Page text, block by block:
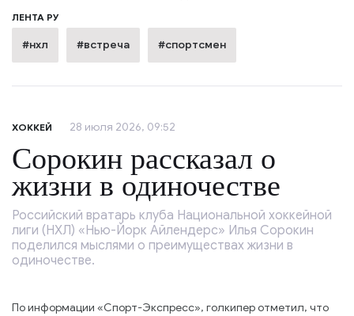
ЛЕНТА РУ
#нхл #встреча #спортсмен
ХОККЕЙ 28 июля 2026, 09:52
Сорокин рассказал о
жизни в одиночестве
Российский вратарь клуба Национальной хоккейной
лиги (НХЛ) «Нью-Йорк Айлендерс» Илья Сорокин
поделился мыслями о преимуществах жизни в
одиночестве.
По информации «Спорт-Экспресс», голкипер отметил, что